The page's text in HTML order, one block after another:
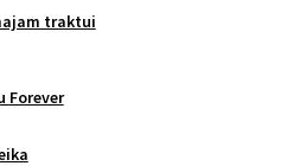
traktui
Forever